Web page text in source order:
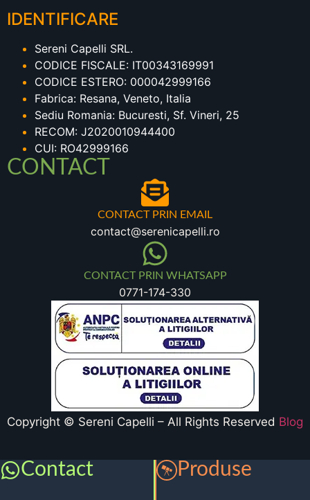
IDENTIFICARE
Sereni Capelli SRL.
CODICE FISCALE: IT00343169991
CODICE ESTERO: 000042999166
Fabrica: Resana, Veneto, Italia
Sediu Romania: Bucuresti, Sf. Vineri, 25
RECOM: J2020010944400
CUI: RO42999166
CONTACT
CONTACT PRIN EMAIL
contact@serenicapelli.ro
CONTACT PRIN WHATSAPP
0771-174-330
Copyright © Sereni Capelli – All Rights Reserved Blog
Contact Produse